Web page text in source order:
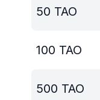
50 TAO
100 TAO
500 TAO